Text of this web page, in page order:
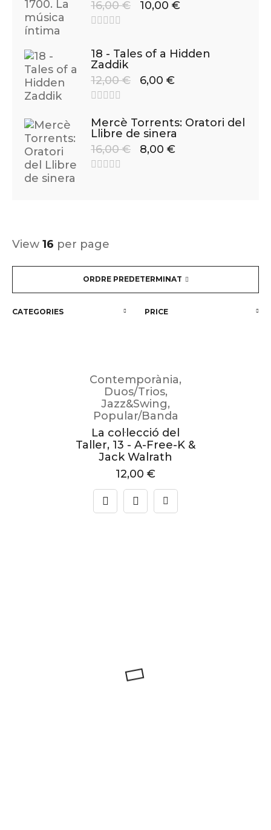
16,00€ 10,00 €
18 - Tales of a Hidden
Zaddik
12,00€ 6,00 €
Mercè Torrents: Oratori del
Llibre de sinera
16,00€ 8,00 €
ORDRE PREDETERMINAT
View 16 per page
CATEGORIES PRICE
Contemporània,
Duos/Trios,
Jazz&Swing,
Popular/Banda
La col·lecció del
Taller, 13 - A-Free-K &
Jack Walrath
12,00 €